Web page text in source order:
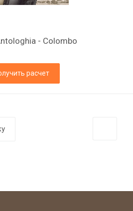
- Colombo
расчет